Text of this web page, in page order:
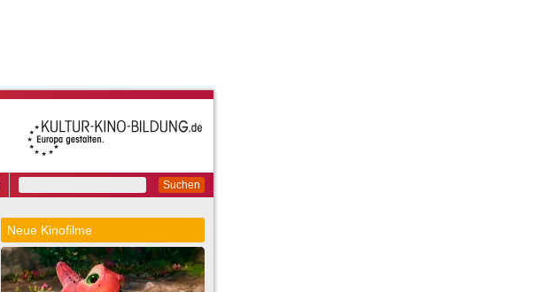
Suchen
Neue Kinofilme